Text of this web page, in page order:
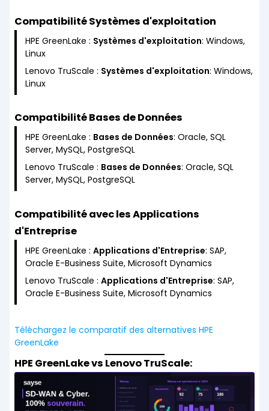
Compatibilité Systèmes d'exploitation
HPE GreenLake : Systèmes d'exploitation: Windows,
Linux
Lenovo TruScale : Systèmes d'exploitation: Windows,
Linux
Compatibilité Bases de Données
HPE GreenLake : Bases de Données: Oracle, SQL
Server, MySQL, PostgreSQL
Lenovo TruScale : Bases de Données: Oracle, SQL
Server, MySQL, PostgreSQL
Compatibilité avec les Applications
d'Entreprise
HPE GreenLake : Applications d'Entreprise: SAP,
Oracle E-Business Suite, Microsoft Dynamics
Lenovo TruScale : Applications d'Entreprise: SAP,
Oracle E-Business Suite, Microsoft Dynamics
Téléchargez le comparatif des alternatives HPE
GreenLake
HPE GreenLake vs Lenovo TruScale: